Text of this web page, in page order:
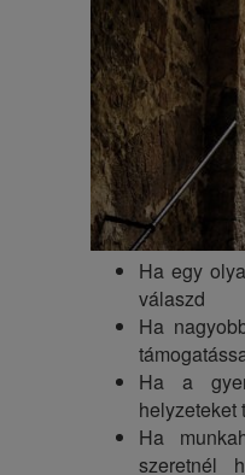
Ha egy
válaszd
Ha
Ha a
helyzeteket
Ha
szeretnél